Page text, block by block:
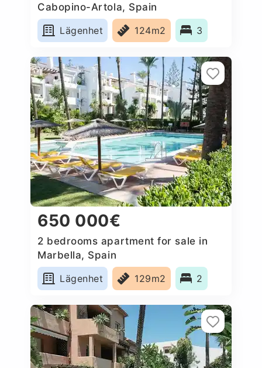
Cabopino-Artola, Spain
Lägenhet
124m2 3
650 000€
2 bedrooms apartment for sale in
Marbella, Spain
Lägenhet
129m2 2